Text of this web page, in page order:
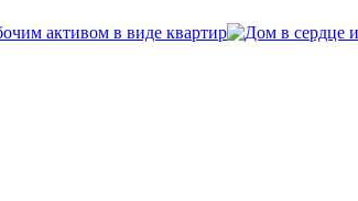
активом в виде квартир